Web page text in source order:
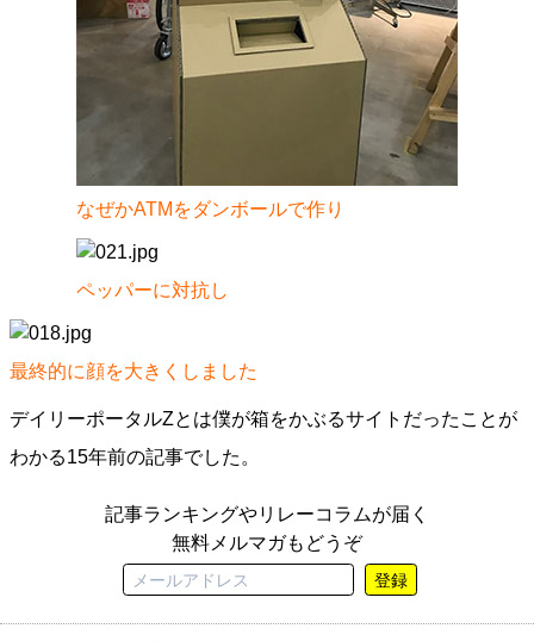
なぜかATMをダンボールで作り
ペッパーに対抗し
最終的に顔を大きくしました
デイリーポータルZとは僕が箱をかぶるサイトだったことが
わかる15年前の記事でした。
記事ランキングやリレーコラムが届く
無料メルマガもどうぞ
登録